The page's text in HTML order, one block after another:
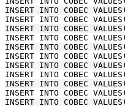
INSERT INTO COBEC
INSERT INTO COBEC
INSERT INTO COBEC
INSERT INTO COBEC
INSERT INTO COBEC
INSERT INTO COBEC
INSERT INTO COBEC
INSERT INTO COBEC
INSERT INTO COBEC
INSERT INTO COBEC
INSERT INTO COBEC